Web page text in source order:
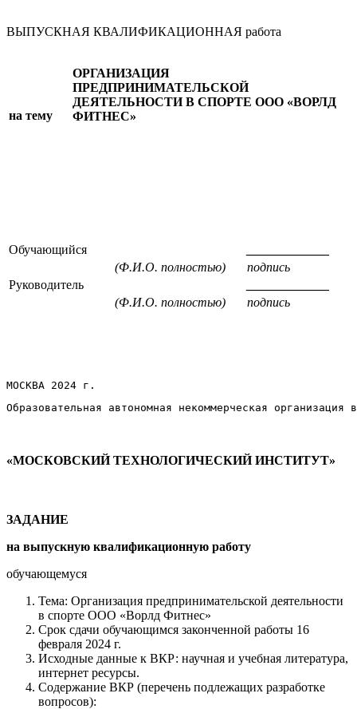
ВЫПУСКНАЯ КВАЛИФИКАЦИОННАЯ работа
на тему
ОРГАНИЗАЦИЯ
ПРЕДПРИНИМАТЕЛЬСКОЙ
ДЕЯТЕЛЬНОСТИ В СПОРТЕ ООО «ВОРЛД
ФИТНЕС»
Обучающийся
(Ф.И.О. полностью)
подпись
Руководитель
(Ф.И.О. полностью)
подпись
МОСКВА 2024 г.
Образовательная автономная некоммерческая организация
«МОСКОВСКИЙ ТЕХНОЛОГИЧЕСКИЙИНСТИТУТ»
ЗАДАНИЕ
на выпускную квалификационную работу
обучающемуся
Тема: Организация предпринимательской деятельности
в спорте ООО «Ворлд Фитнес»
Срок сдачи обучающимся законченной работы 16
февраля 2024 г.
Исходные данные к ВКР: научная и учебная литература,
интернет ресурсы.
Содержание ВКР (перечень подлежащих разработке
вопросов):